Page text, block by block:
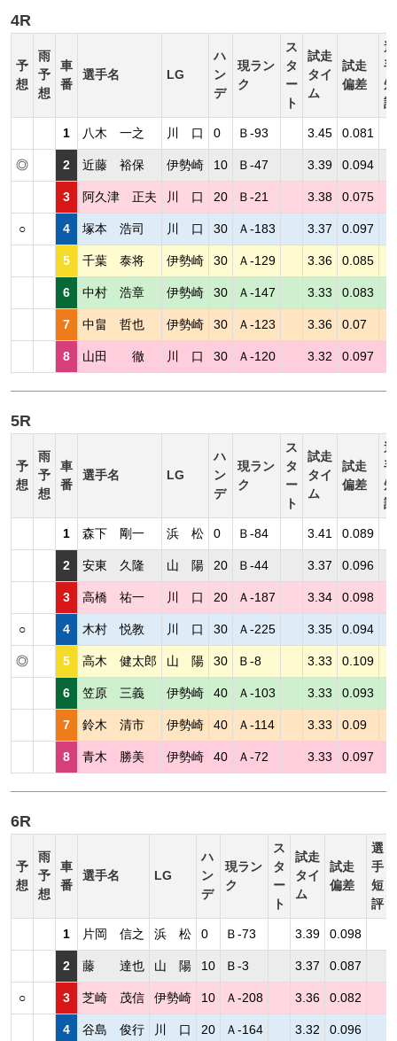
4R
予
想
雨
予
想
車
番
選手名 LG
ハ
ン
デ
現ラン
ク
ス
タ
ー
ト
試走
タイ
ム
試走
偏差
選
手
短
評
1 八木 一之 川 口 0 Ｂ-93 3.45 0.081
◎ 2 近藤 裕保 伊勢崎 10 Ｂ-47 3.39 0.094
3 阿久津 正夫 川 口 20 Ｂ-21 3.38 0.075
○ 4 塚本 浩司 川 口 30 Ａ-183 3.37 0.097
5 千葉 泰将 伊勢崎 30 Ａ-129 3.36 0.085
6 中村 浩章 伊勢崎 30 Ａ-147 3.33 0.083
7 中畠 哲也 伊勢崎 30 Ａ-123 3.36 0.07
8 山田 徹 川 口 30 Ａ-120 3.32 0.097
5R
予
想
雨
予
想
車
番
選手名 LG
ハ
ン
デ
現ラン
ク
ス
タ
ー
ト
試走
タイ
ム
試走
偏差
選
手
短
評
1 森下 剛一 浜 松 0 Ｂ-84 3.41 0.089
2 安東 久隆 山 陽 20 Ｂ-44 3.37 0.096
3 高橋 祐一 川 口 20 Ａ-187 3.34 0.098
○ 4 木村 悦教 川 口 30 Ａ-225 3.35 0.094
◎ 5 高木 健太郎 山 陽 30 Ｂ-8 3.33 0.109
6 笠原 三義 伊勢崎 40 Ａ-103 3.33 0.093
7 鈴木 清市 伊勢崎 40 Ａ-114 3.33 0.09
8 青木 勝美 伊勢崎 40 Ａ-72 3.33 0.097
6R
予
想
雨
予
想
車
番
選手名 LG
ハ
ン
デ
現ラン
ク
ス
タ
ー
ト
試走
タイ
ム
試走
偏差
選
手
短
評
1 片岡 信之 浜 松 0 Ｂ-73 3.39 0.098
2 藤 達也 山 陽 10 Ｂ-3 3.37 0.087
○ 3 芝崎 茂信 伊勢崎 10 Ａ-208 3.36 0.082
4 谷島 俊行 川 口 20 Ａ-164 3.32 0.096